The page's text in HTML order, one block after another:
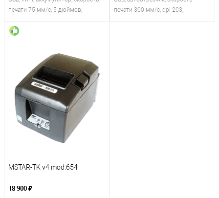
печати 75 мм/с; 5 дюймов;
печати 300 мм/с; dpi 203;
MSTAR-TK v4 mod.654
18 900 ₽